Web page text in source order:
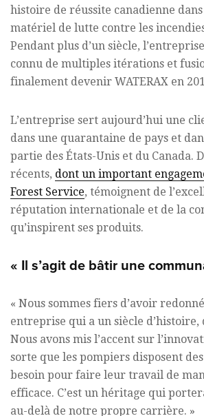
histoire de réussite canadienne
matériel de lutte contre les
Pendant plus d’un siècle,
connu de multiples itérations et
finalement devenir WATERAX en
L’entreprise sert aujourd’hui une
dans une quarantaine de pays et
partie des États-Unis et du Canada.
récents, dont un important
Forest Service, témoignent de
réputation internationale et de la
qu’inspirent ses produits.
« Il s’agit de bâtir une
« Nous sommes fiers d’avoir
entreprise qui a un siècle d’histoire,
Nous avons mis l’accent sur
sorte que les pompiers disposent
besoin pour faire leur travail de
efficace. C’est un héritage qui
au-delà de notre propre carrière. »